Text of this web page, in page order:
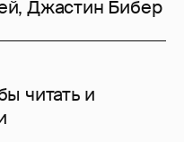
,Джастин Бибер
читать и